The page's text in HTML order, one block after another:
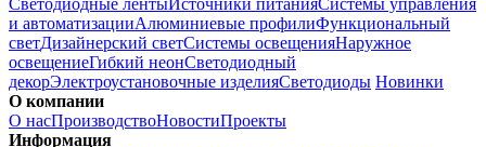
Светодиодные лентыИсточники питанияСистемы управления
и автоматизацииАлюминиевые профилиФункциональный
светДизайнерский светСистемы освещенияНаружное
освещениеГибкий неонСветодиодный
декорЭлектроустановочные изделияСветодиоды Новинки
О компании
О насПроизводствоНовостиПроекты
Информация